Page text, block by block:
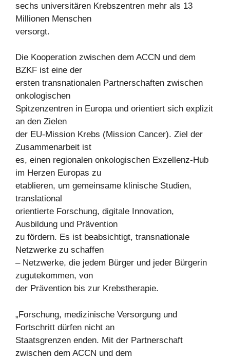
sechs universitären Krebszentren mehr als 13
Millionen Menschen
versorgt.
Die Kooperation zwischen dem ACCN und dem
BZKF ist eine der
ersten transnationalen Partnerschaften zwischen
onkologischen
Spitzenzentren in Europa und orientiert sich explizit
an den Zielen
der EU-Mission Krebs (Mission Cancer). Ziel der
Zusammenarbeit ist
es, einen regionalen onkologischen Exzellenz-Hub
im Herzen Europas zu
etablieren, um gemeinsame klinische Studien,
translational
orientierte Forschung, digitale Innovation,
Ausbildung und Prävention
zu fördern. Es ist beabsichtigt, transnationale
Netzwerke zu schaffen
– Netzwerke, die jedem Bürger und jeder Bürgerin
zugutekommen, von
der Prävention bis zur Krebstherapie.
„Forschung, medizinische Versorgung und
Fortschritt dürfen nicht an
Staatsgrenzen enden. Mit der Partnerschaft
zwischen dem ACCN und dem